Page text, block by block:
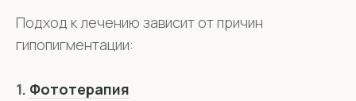
Подход к лечению зависит от причин
гипопигментации:
1. Фототерапия